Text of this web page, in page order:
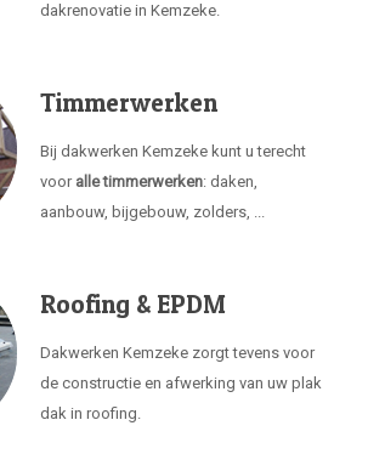
dakrenovatie in Kemzeke.
Timmerwerken
Bij dakwerken Kemzeke kunt u terecht
voor alle timmerwerken: daken,
aanbouw, bijgebouw, zolders, ...
Roofing & EPDM
Dakwerken Kemzeke zorgt tevens voor
de constructie en afwerking van uw plak
dak in roofing.